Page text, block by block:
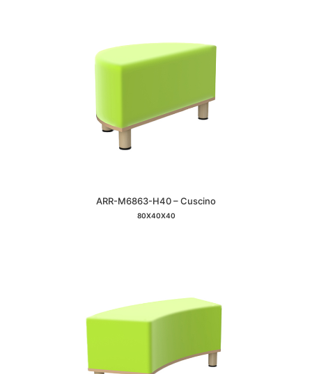
ARR-M6863-H40 – Cuscino
80X40X40